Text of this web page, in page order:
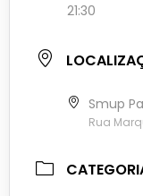
21:30
Smup
Rua